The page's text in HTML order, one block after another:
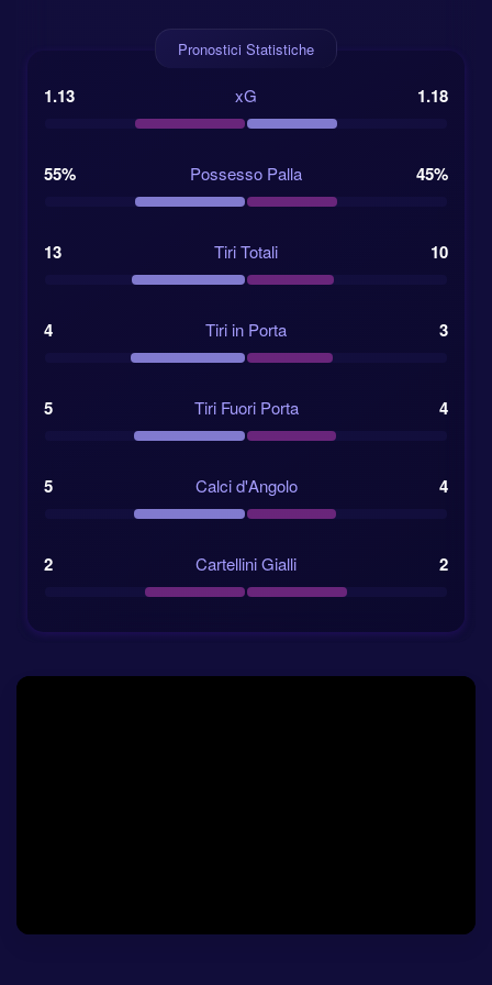
risultato che ricorda una cosa utile: il Messico può
anche partire favorito, ma la Corea del Sud ha
struttura e velocità sufficienti per punire ogni
tenere a mente. La Corea del Sud ha fermato
l’Uruguay sullo 0-0 in trasferta il 2022-11-24,
spettacolare, ma era intelligente, ordinata e tosta. I
bettor che guardano solo ai nomi possono facilmente
Il mercato 1X2 attuale dà un leggero vantaggio al
Messico, ma non in modo netto. Le quote mostrano
pur continuando a spingere verso il fattore campo e il
valore della rosa.
Quota vittoria casa:Messico a 1.99
Quota pareggio:3.40
Pronostici Statistiche
1.13 xG 1.18
55% Possesso Palla 45%
13 Tiri Totali 10
4 Tiri in Porta 3
5 Tiri Fuori Porta 4
5 Calci d'Angolo 4
2 Cartellini Gialli 2